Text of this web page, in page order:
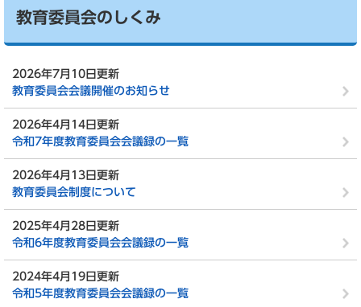
教育委員会のしくみ
2026年7月10日更新
教育委員会会議開催のお知らせ
2026年4月14日更新
令和7年度教育委員会会議録の一覧
2026年4月13日更新
教育委員会制度について
2025年4月28日更新
令和6年度教育委員会会議録の一覧
2024年4月19日更新
令和5年度教育委員会会議録の一覧